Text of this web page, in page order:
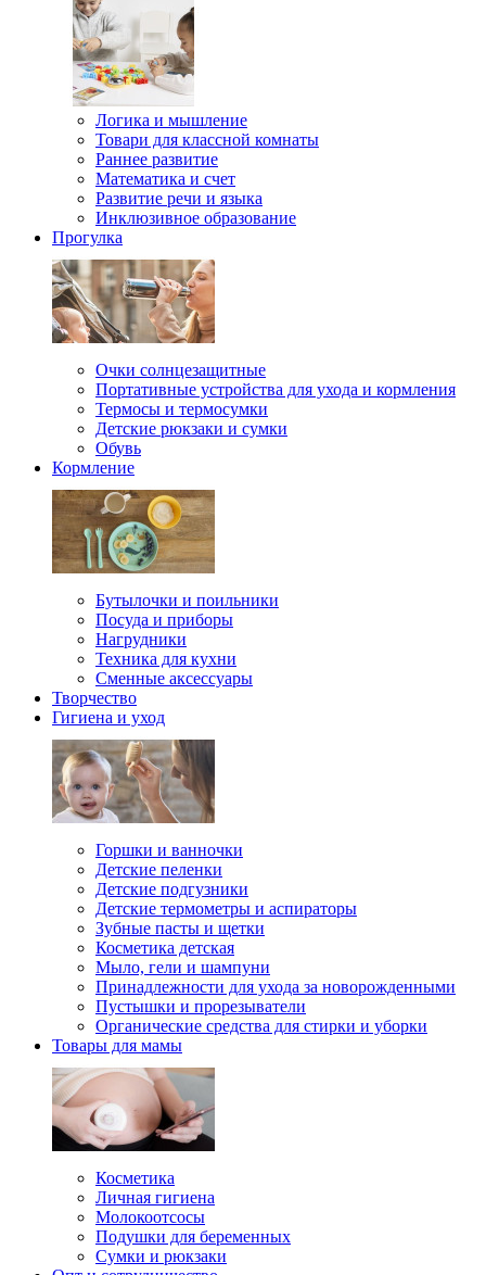
Логика и мышление
Товари для классной комнаты
Раннее развитие
Математика и счет
Развитие речи и языка
Инклюзивное образование
Прогулка
Очки солнцезащитные
Портативные устройства для ухода и кормления
Термосы и термосумки
Детские рюкзаки и сумки
Обувь
Кормление
Бутылочки и поильники
Посуда и приборы
Нагрудники
Техника для кухни
Сменные аксессуары
Творчество
Гигиена и уход
Горшки и ванночки
Детские пеленки
Детские подгузники
Детские термометры и аспираторы
Зубные пасты и щетки
Косметика детская
Мыло, гели и шампуни
Принадлежности для ухода за новорожденными
Пустышки и прорезыватели
Органические средства для стирки и уборки
Товары для мамы
Косметика
Личная гигиена
Молокоотсосы
Подушки для беременных
Сумки и рюкзаки